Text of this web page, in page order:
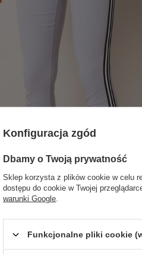
Konfiguracja zgód
Dbamy o Twoją prywatność
Sklep korzysta z plików cookie w celu
dostępu do cookie w Twojej
warunki Google
Funkcjonalne pliki cookie